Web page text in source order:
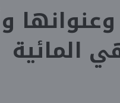
المائية